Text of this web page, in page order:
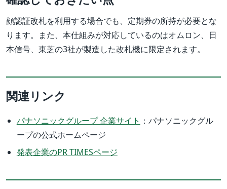
顔認証改札を利用する場合でも、定期券の所持が必要とな
ります。また、本仕組みが対応しているのはオムロン、日
本信号、東芝の3社が製造した改札機に限定されます。
関連リンク
パナソニックグループ 企業サイト ：パナソニックグル
ープの公式ホームページ
発表企業のPR TIMESページ